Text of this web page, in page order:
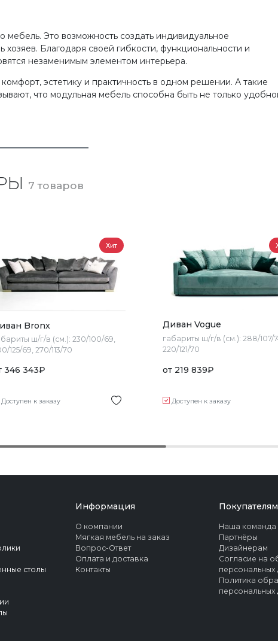
Это возможность создать индивидуальное
Благодаря своей гибкости, функциональности и
незаменимым элементом интерьера.
эстетику и практичность в одном решении. А такие
что модульная мебель способна быть не только
7 товаров
Хит
Bronx
ш/г/в (см.):230/100/69,
125/69, 270/113/70
346 343₽
Доступен к заказу
Диван Vogue
габариты ш/г/в (см.): 288/107/
220/121/70
от 219 839₽
Доступен к заказу
столы
Информация
О компании
Мягкая мебель на заказ
Вопрос-Ответ
Оплата и доставка
Контакты
Покупателям
Наша команда
Партнёры
Дизайнерам
Согласие на
персональных
Политика
персональных